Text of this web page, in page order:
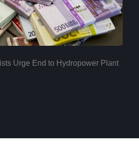
Urge End to Hydropower Plant